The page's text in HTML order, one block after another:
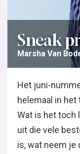
Sneak
Marsha Van
Het juni-
helemaal in
Wat is het toch
uit die vele
is, wat neem je